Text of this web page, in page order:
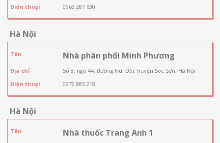
Điện thoại
0963 287 630
Hà Nội
Tên Nhà phân phối Minh Phương
Địa chỉ
Số 8, ngõ 44, đường Núi Đôi, huyện Sóc Sơn, Hà Nội
Điện thoại
0979 885 218
Hà Nội
Tên Nhà thuốc Trang Anh 1